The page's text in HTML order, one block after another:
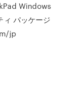
Windows
パッケージ
jp